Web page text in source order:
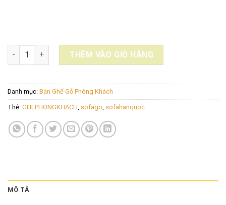
BỘ SOFA GỖ HƯƠNG ĐÁ KIỂU HÀN QUỐC số lượng
THÊM VÀO GIỎ HÀNG
Danh mục: Bàn Ghế Gỗ Phòng Khách
Thẻ: GHEPHONGKHACH sofago sofahanquoc
MÔ TẢ